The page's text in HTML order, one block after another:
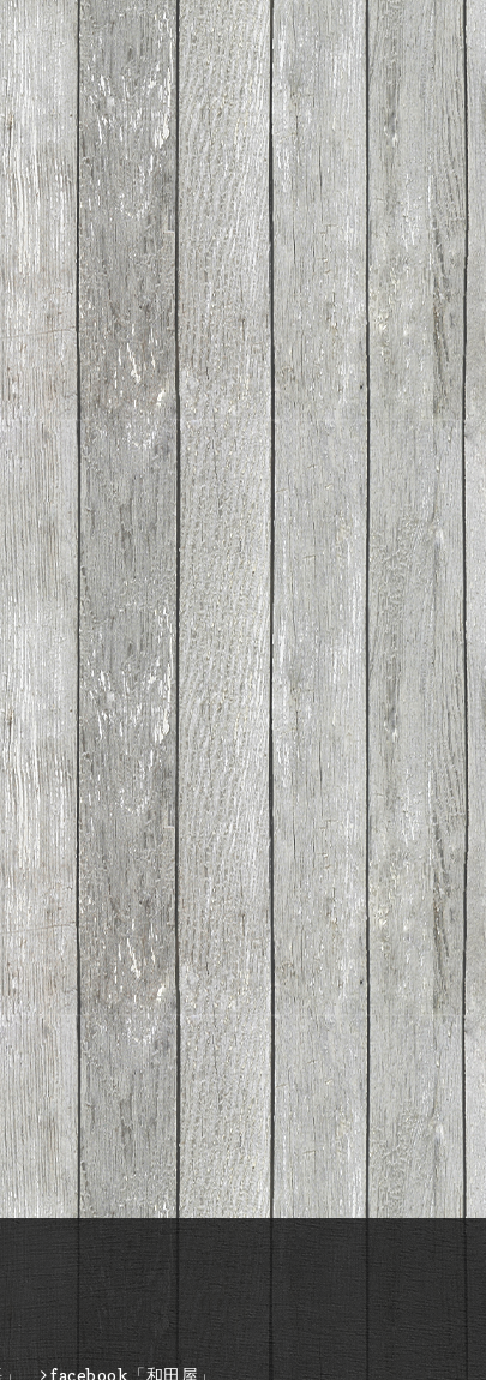
facebook「和田屋」